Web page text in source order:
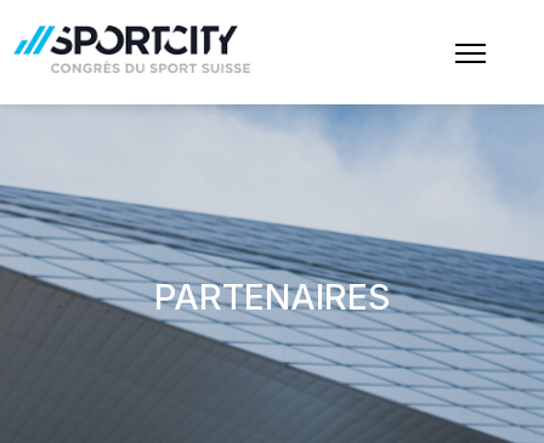
PARTENAIRES